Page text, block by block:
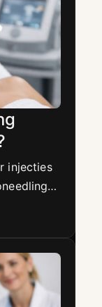
injecties